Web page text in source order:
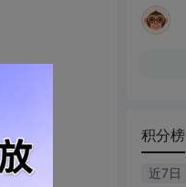
积分榜
近7日